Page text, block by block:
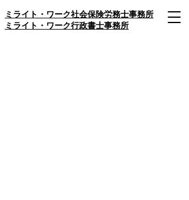
​ミライト・ワーク社会保険労務士事務所
​ミライト・ワーク行政書士事務所